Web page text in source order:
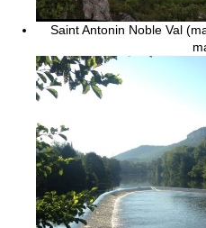
Saint Antonin Noble Val